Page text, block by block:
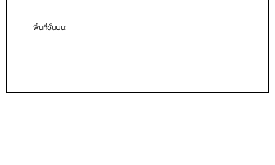
พื้นที่ชั้นบน: